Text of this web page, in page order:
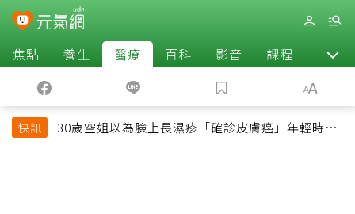
焦點 養生 醫療 百科 影音 課程 退休
快訊
30歲空姐以為臉上長濕疹「確診皮膚癌」年輕時一